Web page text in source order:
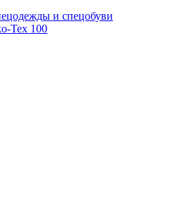
и спецобуви
Tex 100